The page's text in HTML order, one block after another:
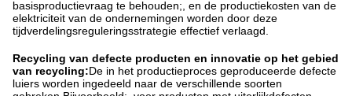
basisproductievraag te behouden;, en de productiekosten van de
elektriciteit van de ondernemingen worden door deze
tijdverdelingsreguleringsstrategie effectief verlaagd.
Recycling van defecte producten en innovatie op het gebied
van recycling:De in het productieproces geproduceerde defecte
luiers worden ingedeeld naar de verschillende soorten